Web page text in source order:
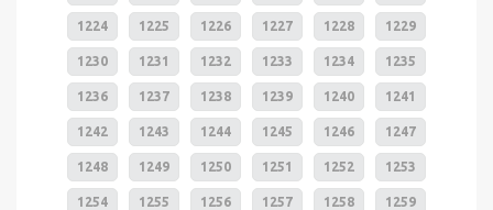
1224 1225 1226 1227 1228 1229
1230 1231 1232 1233 1234 1235
1236 1237 1238 1239 1240 1241
1242 1243 1244 1245 1246 1247
1248 1249 1250 1251 1252 1253
1254 1255 1256 1257 1258 1259